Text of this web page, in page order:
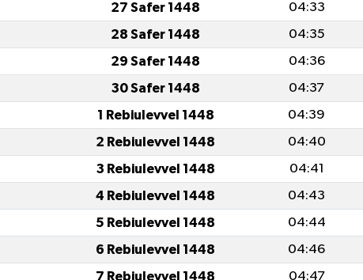
27 Safer 1448 04:33
28 Safer 1448 04:35
29 Safer 1448 04:36
30 Safer 1448 04:37
1 Rebiulevvel 1448 04:39
2 Rebiulevvel 1448 04:40
3 Rebiulevvel 1448 04:41
4 Rebiulevvel 1448 04:43
5 Rebiulevvel 1448 04:44
6 Rebiulevvel 1448 04:46
7 Rebiulevvel 1448 04:47